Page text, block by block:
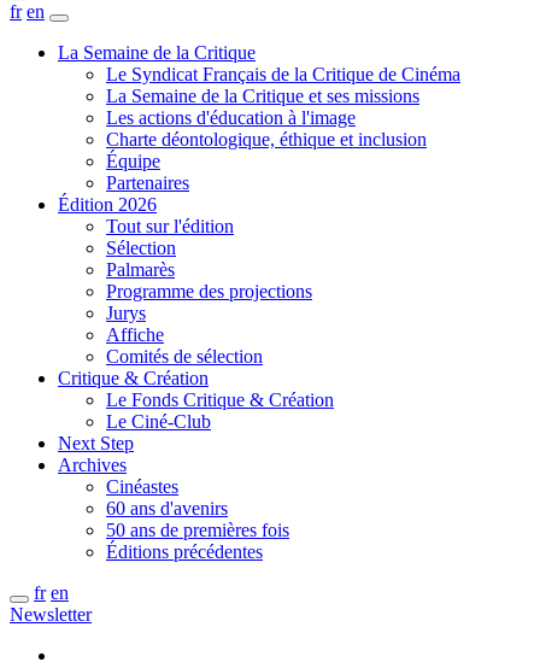
fr en
La Semaine de la Critique
Le Syndicat Français de la Critique de Cinéma
La Semaine de la Critique et ses missions
Les actions d'éducation à l'image
Charte déontologique, éthique et inclusion
Équipe
Partenaires
Édition 2026
Tout sur l'édition
Sélection
Palmarès
Programme des projections
Jurys
Affiche
Comités de sélection
Critique & Création
Le Fonds Critique & Création
Le Ciné-Club
Next Step
Archives
Cinéastes
60 ans d'avenirs
50 ans de premières fois
Éditions précédentes
fr en
Newsletter